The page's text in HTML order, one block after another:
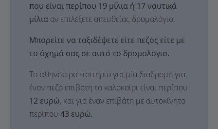
που είναι περίπου 19 μίλια ή 17 ναυτικά
μίλια αν επιλέξετε απευθείας δρομολόγιο.
Μπορείτε να ταξιδέψετε είτε πεζός είτε με
το όχημά σας σε αυτό το δρομολόγιο.
Το φθηνότερο εισιτήριο για μία διαδρομή για
έναν πεζό επιβάτη το καλοκαίρι είναι περίπου
12 ευρώ, και για έναν επιβάτη με αυτοκίνητο
περίπου 43 ευρώ.